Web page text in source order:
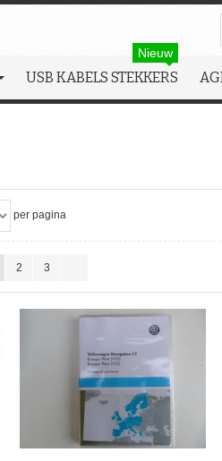
USB KABELS STEKKERS
Nieuw
per pagina
2 3